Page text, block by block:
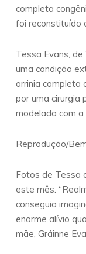
completa
foi reconstituído
Tessa Evans,
uma condição
arrinia completa
por uma cirurgia
modelada com
Reprodução/
Fotos de Tessa
este mês.
conseguia
enorme alívio
mãe, Gráinne